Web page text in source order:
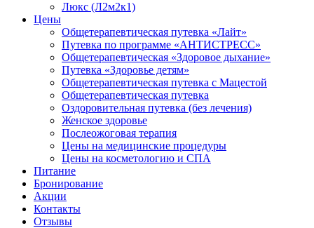
Люкс (Л2м2к1)
Цены
Общетерапевтическая путевка «Лайт»
Путевка по программе «АНТИСТРЕСС»
Общетерапевтическая «Здоровое дыхание»
Путевка «Здоровье детям»
Общетерапевтическая путевка с Мацестой
Общетерапевтическая путевка
Оздоровительная путевка (без лечения)
Женское здоровье
Послеожоговая терапия
Цены на медицинские процедуры
Цены на косметологию и СПА
Питание
Бронирование
Акции
Контакты
Отзывы